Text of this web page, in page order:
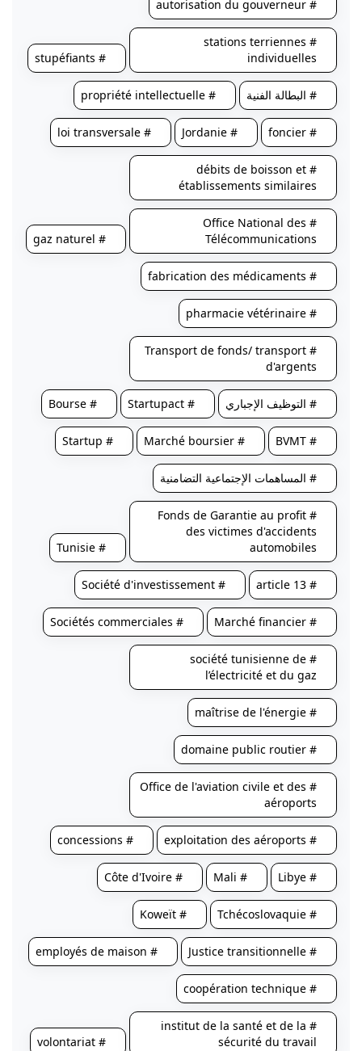
# autorisation du gouverneur
# stations terriennes
individuelles
# stupéfiants
# البطالة الفنية # propriété intellectuelle
# foncier
# Jordanie
# loi transversale
# débits de boisson et
établissements similaires
# Office National des
Télécommunications
# gaz naturel
# fabrication des médicaments
# pharmacie vétérinaire
# Transport de fonds/ transport
d'argents
# التوظيف الإجباري # Startupact
# Bourse
# BVMT
# Marché boursier
# Startup
# المساهمات الإجتماعية التضامنية
# Fonds de Garantie au profit
des victimes d'accidents
automobiles
# Tunisie
# article 13
# Société d'investissement
# Marché financier
# Sociétés commerciales
# société tunisienne de
l’électricité et du gaz
# maîtrise de l'énergie
# domaine public routier
# Office de l'aviation civile et des
aéroports
# exploitation des aéroports
# concessions
# Libye
# Mali
# Côte d'Ivoire
# Tchécoslovaquie
# Koweït
# Justice transitionnelle
# employés de maison
# coopération technique
# institut de la santé et de la
sécurité du travail
# volontariat